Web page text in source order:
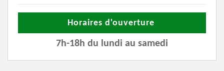
Horaires d'ouverture
7h-18h du lundi au samedi